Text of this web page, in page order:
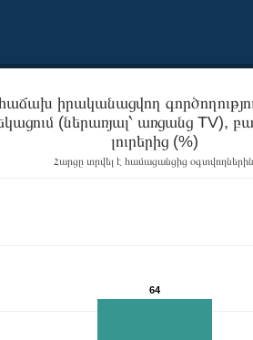
իրականացվող
(ներառյալ՝ առցանց TV),
լուրերից (%)
Հարցը տրվել է համացանցից
64